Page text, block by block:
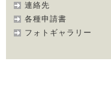
連絡先
各種申請書
フォトギャラリー